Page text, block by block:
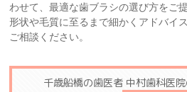
わせて、最適な歯ブラシの選び方をご
形状や毛質に至るまで細かくアドバイ
ご相談ください。
千歳船橋の歯医者 中村歯科医